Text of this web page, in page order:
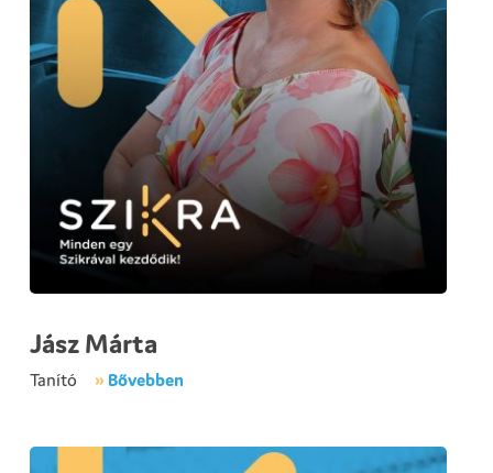
Jász Márta
Tanító » Bővebben